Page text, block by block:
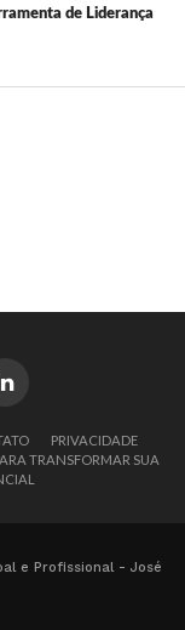
de Liderança
PRIVACIDADE
TRANSFORMAR SUA
e Profissional - José